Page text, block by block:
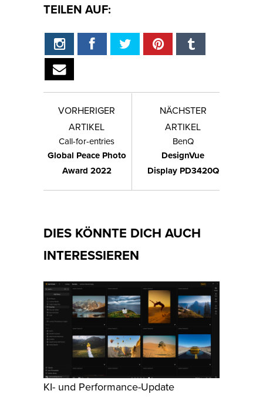
TEILEN AUF:
VORHERIGER
ARTIKEL
Call-for-entries
Global Peace Photo
Award 2022
NÄCHSTER
ARTIKEL
BenQ
DesignVue
Display PD3420Q
DIES KÖNNTE DICH AUCH
INTERESSIEREN
KI- und Performance-Update